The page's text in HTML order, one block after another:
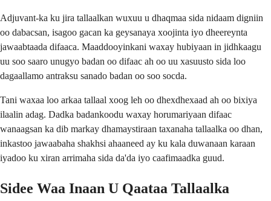
Adjuvant-ka ku jira tallaalkan wuxuu u dhaqmaa sida nidaam digniin
oo dabacsan, isagoo gacan ka geysanaya xoojinta iyo dheereynta
jawaabtaada difaaca. Maaddooyinkani waxay hubiyaan in jidhkaagu
uu soo saaro unugyo badan oo difaac ah oo uu xasuusto sida loo
dagaallamo antraksu sanado badan oo soo socda.
Tani waxaa loo arkaa tallaal xoog leh oo dhexdhexaad ah oo bixiya
ilaalin adag. Dadka badankoodu waxay horumariyaan difaac
wanaagsan ka dib markay dhamaystiraan taxanaha tallaalka oo dhan,
inkastoo jawaabaha shakhsi ahaaneed ay ku kala duwanaan karaan
iyadoo ku xiran arrimaha sida da'da iyo caafimaadka guud.
Sidee Waa Inaan U Qaataa Tallaalka